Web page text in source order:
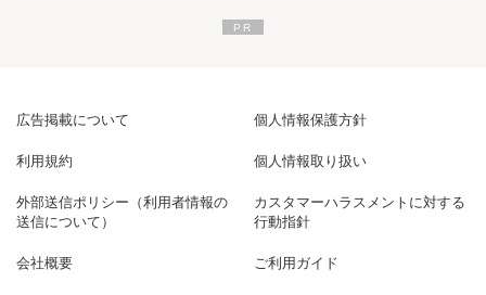
広告掲載について 個人情報保護方針
利用規約 個人情報取り扱い
外部送信ポリシー（利用者情報の
送信について）
カスタマーハラスメントに対する
行動指針
会社概要 ご利用ガイド